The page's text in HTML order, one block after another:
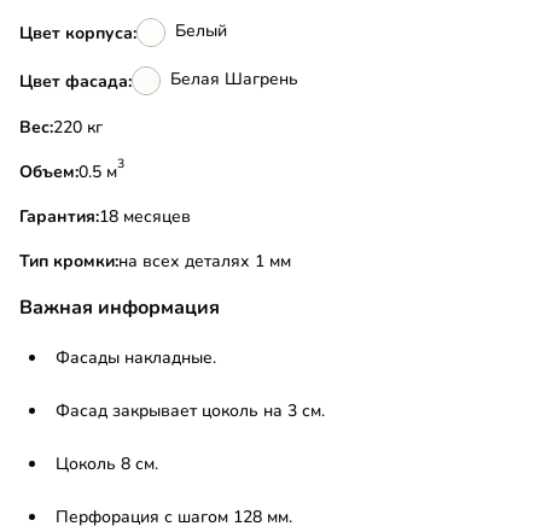
Цвет корпуса: Белый
Цвет фасада: Белая Шагрень
Вес:
220 кг
Объем:
0.5 м3
Гарантия:18 месяцев
Тип кромки:на всех деталях 1 мм
Важная информация
Фасады накладные.
Фасад закрывает цоколь на 3 см.
Цоколь 8 см.
Перфорация с шагом 128 мм.